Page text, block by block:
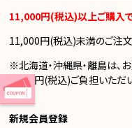
11,000円(税込)以上ご購入
11,000円(税込)未満のご注
※北海道・沖縄県・離島は、
1,100円(税込)ご負担いただい
新規会員登録